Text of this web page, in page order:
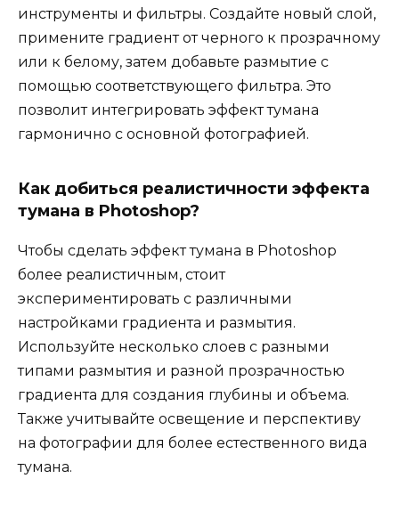
инструменты и фильтры. Создайте новый слой,
примените градиент от черного к прозрачному
или к белому, затем добавьте размытие с
помощью соответствующего фильтра. Это
позволит интегрировать эффект тумана
гармонично с основной фотографией.
Как добиться реалистичности эффекта
тумана в Photoshop?
Чтобы сделать эффект тумана в Photoshop
более реалистичным, стоит
экспериментировать с различными
настройками градиента и размытия.
Используйте несколько слоев с разными
типами размытия и разной прозрачностью
градиента для создания глубины и объема.
Также учитывайте освещение и перспективу
на фотографии для более естественного вида
тумана.